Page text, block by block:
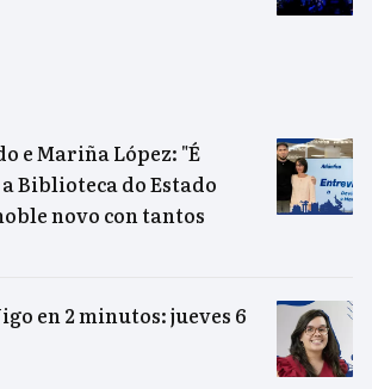
e Mariña López: "É
Biblioteca do Estado
novo con tantos
en 2 minutos: jueves 6